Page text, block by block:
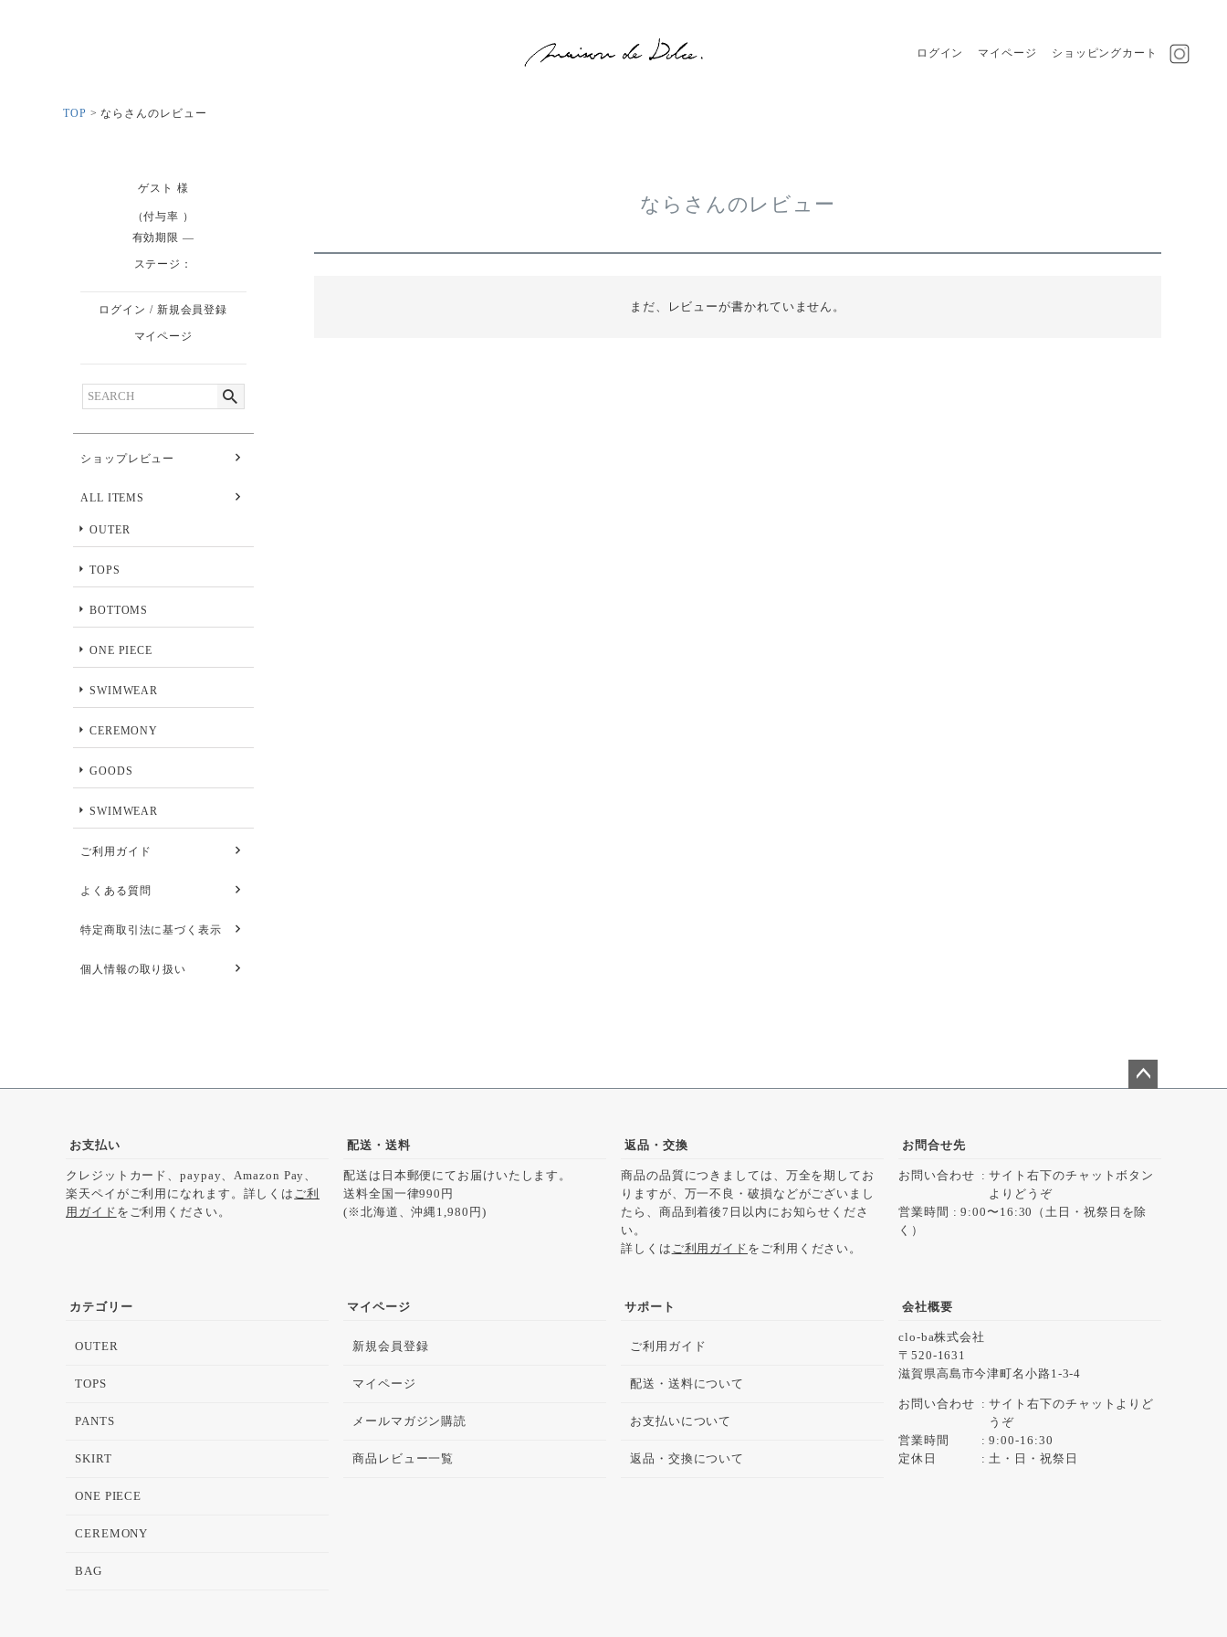
ログイン マイページ ショッピングカート
TOP ならさんのレビュー
ゲスト 様
（付与率 ）
有効期限
ステージ：
ログイン / 新規会員登録
マイページ
ショップレビュー
ALL ITEMS
OUTER
TOPS
BOTTOMS
ONE PIECE
SWIMWEAR
CEREMONY
GOODS
SWIMWEAR
ご利用ガイド
よくある質問
特定商取引法に基づく表示
個人情報の取り扱い
ならさんのレビュー
まだ、レビューが書かれていません。
お支払い
クレジットカード、paypay、Amazon Pay、
楽天ペイがご利用になれます。詳しくは ご利
用ガイド をご利用ください。
配送・送料
配送は日本郵便にてお届けいたします。
送料全国一律990円
(※北海道、沖縄1,980円)
返品・交換
商品の品質につきましては、万全を期してお
りますが、万一不良・破損などがございまし
たら、商品到着後7日以内にお知らせくださ
い。
詳しくは ご利用ガイド をご利用ください。
お問合せ先
お問い合わせ
サイト右下のチャットボタン
よりどうぞ
営業時間 : 9:00〜16:30（土日・祝祭日を除
く）
カテゴリー
OUTER
TOPS
PANTS
SKIRT
ONE PIECE
CEREMONY
BAG
マイページ
新規会員登録
マイページ
メールマガジン購読
商品レビュー一覧
サポート
ご利用ガイド
配送・送料について
お支払いについて
返品・交換について
会社概要
clo-ba株式会社
520-1631
滋賀県高島市今津町名小路1-3-4
お問い合わせ
サイト右下のチャットよりど
うぞ
営業時間
9:00-16:30
定休日
土・日・祝祭日